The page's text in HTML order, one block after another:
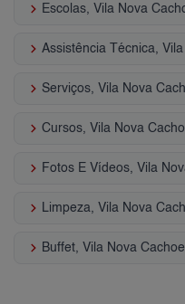
keyboard_arrow_right Escolas, Vila Nova
keyboard_arrow_right Assistência Técnica,
keyboard_arrow_right Serviços, Vila Nova
keyboard_arrow_right Cursos, Vila Nova
keyboard_arrow_right Fotos E Vídeos, Vila
keyboard_arrow_right Limpeza, Vila Nova
keyboard_arrow_right Buffet, Vila Nova